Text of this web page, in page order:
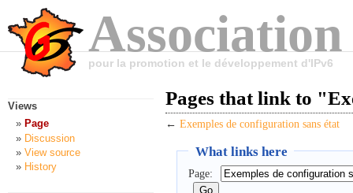
pour la promotion et le développement d'IPv6
Pages that link to
← Exemples de configuration sans état
What links here
Page:
Views
Page
Discussion
View source
History